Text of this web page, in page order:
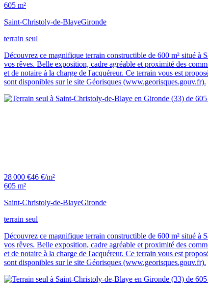
605 m²
Saint-Christoly-de-BlayeGironde
terrain seul
Découvrez ce magnifique terrain constructible de 600 m² situé
vos rêves. Belle exposition, cadre agréable et proximité des
et de notaire à la charge de l'acquéreur. Ce terrain vous est
sont disponibles sur le site Géorisques (www.georisques.gouv.fr).
28 000 €46 €/m²
605 m²
Saint-Christoly-de-BlayeGironde
terrain seul
Découvrez ce magnifique terrain constructible de 600 m² situé
vos rêves. Belle exposition, cadre agréable et proximité des
et de notaire à la charge de l'acquéreur. Ce terrain vous est
sont disponibles sur le site Géorisques (www.georisques.gouv.fr).